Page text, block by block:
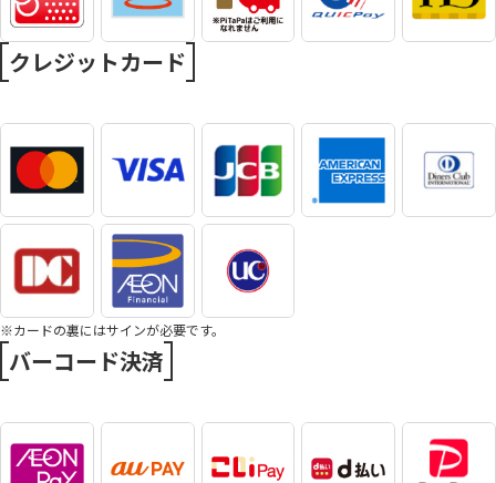
クレジットカード
※カードの裏にはサインが必要です。
バーコード決済